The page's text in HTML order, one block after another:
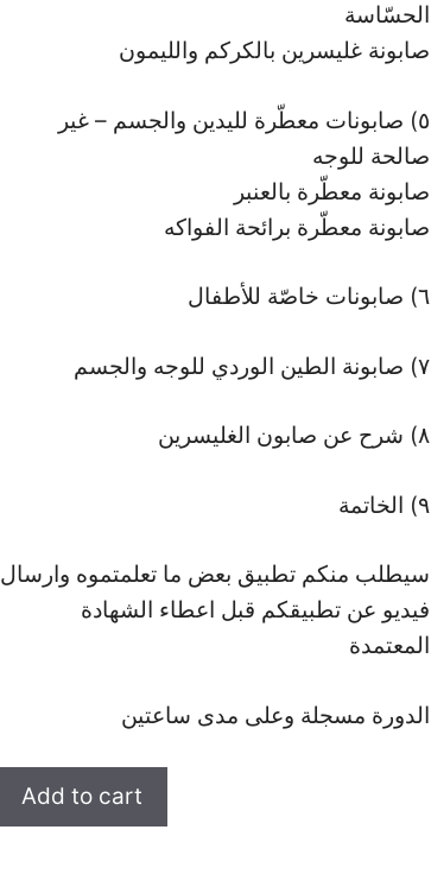
الحسّاسة
صابونة غليسرين بالكركم والليمون
٥) صابونات معطّرة لليدين والجسم – غير
صالحة للوجه
صابونة معطّرة بالعنبر
صابونة معطّرة برائحة الفواكه
٦) صابونات خاصّة للأطفال
٧) صابونة الطين الوردي للوجه والجسم
٨) شرح عن صابون الغليسرين
٩) الخاتمة
سيطلب منكم تطبيق بعض ما تعلمتموه وارسال
فيديو عن تطبيقكم قبل اعطاء الشهادة
المعتمدة
الدورة مسجلة وعلى مدى ساعتين
دورةAdd to cart